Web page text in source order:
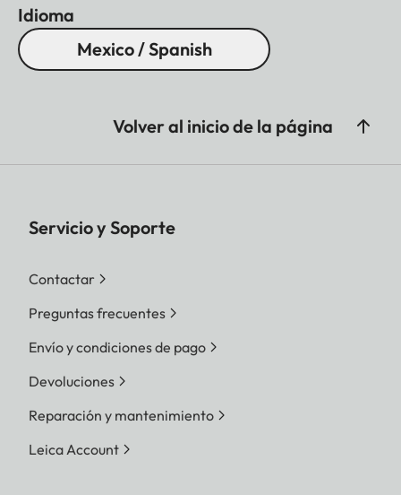
Idioma
Mexico / Spanish
Volver al inicio de la página
Servicio y Soporte
Contactar
Preguntas frecuentes
Envío y condiciones de pago
Devoluciones
Reparación y mantenimiento
Leica Account